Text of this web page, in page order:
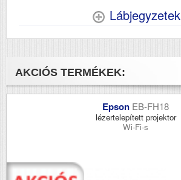
Lábjegyzetek
AKCIÓS TERMÉKEK:
Epson EB-FH18
lézertelepített projektor
Wi-Fi-s